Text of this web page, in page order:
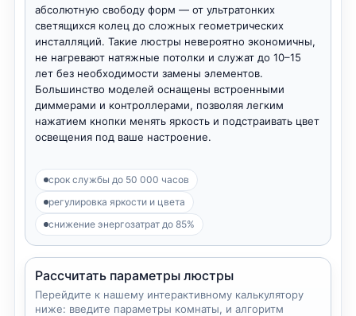
абсолютную свободу форм — от ультратонких
светящихся колец до сложных геометрических
инсталляций. Такие люстры невероятно экономичны,
не нагревают натяжные потолки и служат до 10–15
лет без необходимости замены элементов.
Большинство моделей оснащены встроенными
диммерами и контроллерами, позволяя легким
нажатием кнопки менять яркость и подстраивать цвет
освещения под ваше настроение.
срок службы до 50 000 часов
регулировка яркости и цвета
снижение энергозатрат до 85%
Рассчитать параметры люстры
Перейдите к нашему интерактивному калькулятору
ниже: введите параметры комнаты, и алгоритм